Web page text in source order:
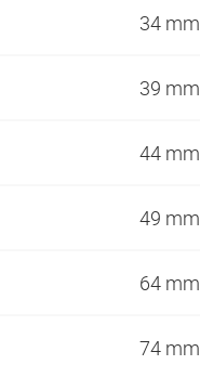
34 mm
39 mm
44 mm
49 mm
64 mm
74 mm